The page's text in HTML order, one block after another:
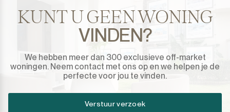
KUNT U GEEN WONING
VINDEN?
We hebben meer dan 300 exclusieve off-market
woningen. Neem contact met ons op en we helpen je de
perfecte voor jou te vinden.
Verstuur verzoek